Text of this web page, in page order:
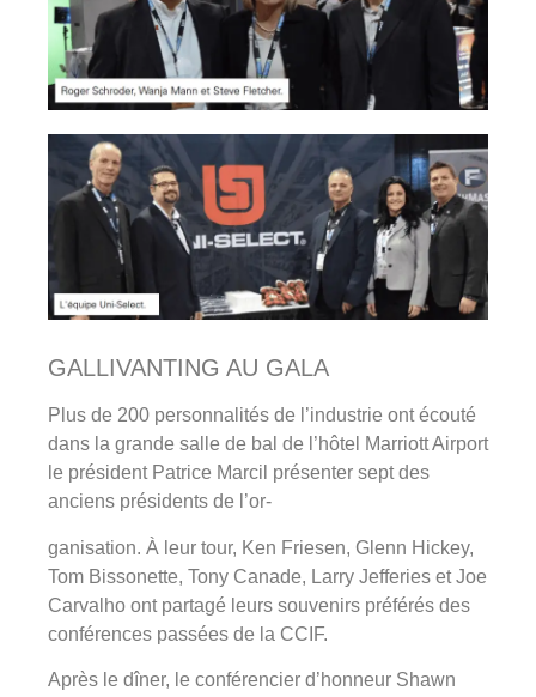
GALLIVANTING AU GALA
Plus de 200 personnalités de l’industrie ont écouté
dans la grande salle de bal de l’hôtel Marriott Airport
le président Patrice Marcil présenter sept des
anciens présidents de l’or-
ganisation. À leur tour, Ken Friesen, Glenn Hickey,
Tom Bissonette, Tony Canade, Larry Jefferies et Joe
Carvalho ont partagé leurs souvenirs préférés des
conférences passées de la CCIF.
Après le dîner, le conférencier d’honneur Shawn